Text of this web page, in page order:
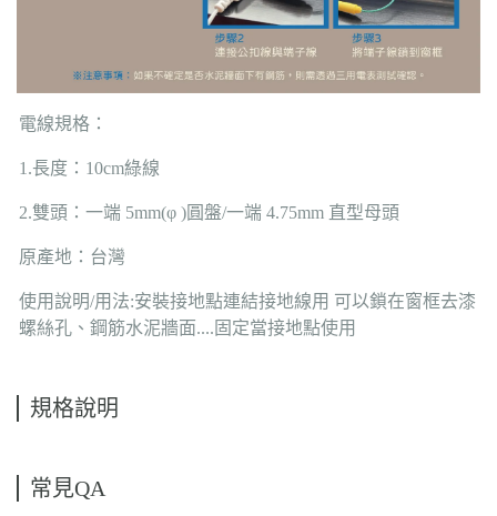
電線規格：
1.長度：10cm綠線
2.雙頭：一端 5mm(φ )圓盤/一端 4.75mm 直型母頭
原產地：台灣
使用說明/用法:安裝接地點連結接地線用 可以鎖在窗框去漆
螺絲孔、鋼筋水泥牆面....固定當接地點使用
規格說明
常見QA